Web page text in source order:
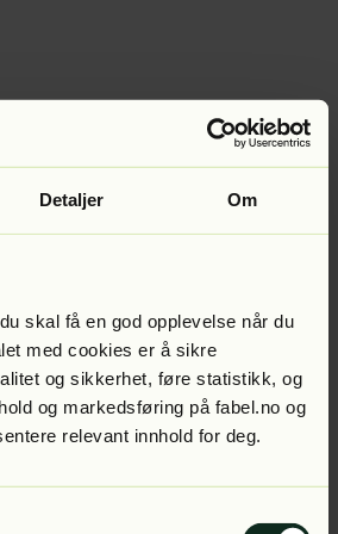
Detaljer Om
skal få en god opplevelse når du
med cookies er å sikre
og sikkerhet, føre statistikk, og
og markedsføring på fabel.no og
relevant innhold for deg.